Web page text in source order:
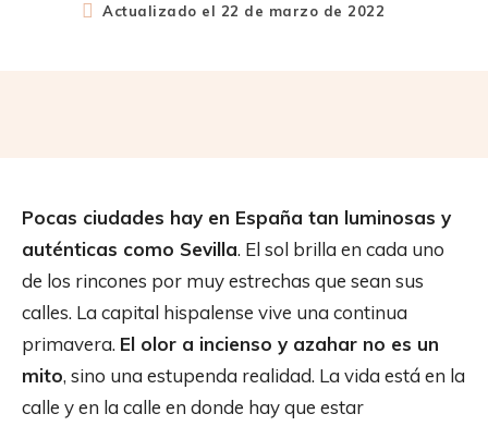
Actualizado el 22 de marzo de 2022
Pocas ciudades hay en España tan luminosas y
auténticas como Sevilla. El sol brilla en cada uno
de los rincones por muy estrechas que sean sus
calles. La capital hispalense vive una continua
primavera. El olor a incienso y azahar no es un
mito, sino una estupenda realidad. La vida está en la
calle y en la calle en donde hay que estar